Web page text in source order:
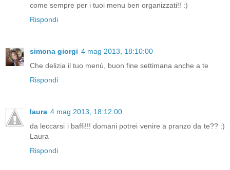
come sempre per i tuoi menu ben organizzati!! :)
Rispondi
simona giorgi 4 mag 2013, 18:10:00
Che delizia il tuo menù, buon fine settimana anche a te
Rispondi
laura 4 mag 2013, 18:12:00
da leccarsi i baffi!!! domani potrei venire a pranzo da te?? :)
Laura
Rispondi